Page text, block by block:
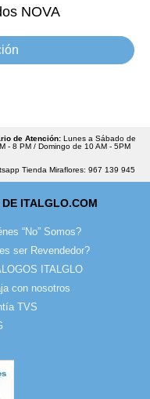
NOVA
de Atención: Lunes a Sábado de
- 8 PM / Domingo de 10 AM - 5PM
Tienda Miraflores: 967 139 945
DE ITALGLO.COM
“No” Somos?
ser Revendedor?
ITALGLO
con nosotros
TVS